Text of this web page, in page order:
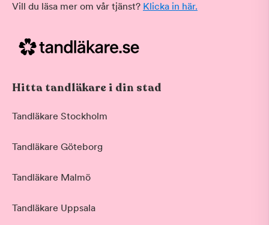
Vill du läsa mer om vår tjänst? Klicka in här.
Hitta tandläkare i din stad
Tandläkare Stockholm
Tandläkare Göteborg
Tandläkare Malmö
Tandläkare Uppsala